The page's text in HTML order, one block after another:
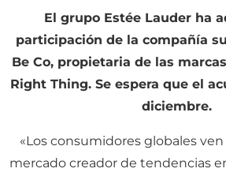
El grupo Estée Lauder ha
participación de la compañía
Be Co, propietaria de las
Right Thing. Se espera que el
diciembre.
«Los consumidores globales
mercado creador de tendencias